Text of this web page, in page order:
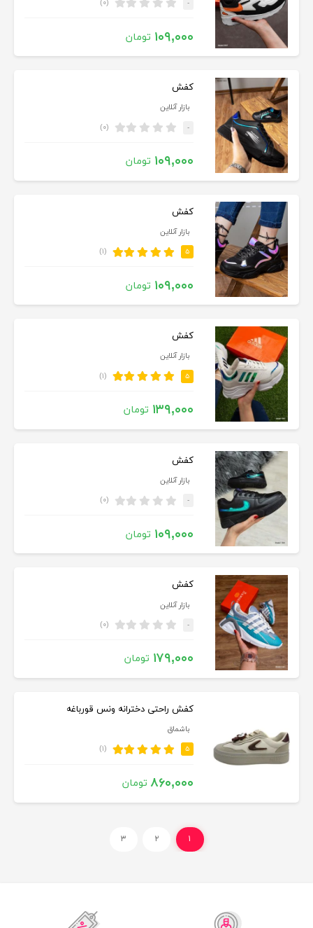
- (۰)
۱۰۹,۰۰۰ تومان
کفش
بازار آنلاین
- (۰)
۱۰۹,۰۰۰ تومان
کفش
بازار آنلاین
۵ (۱)
۱۰۹,۰۰۰ تومان
کفش
بازار آنلاین
۵ (۱)
۱۳۹,۰۰۰ تومان
کفش
بازار آنلاین
- (۰)
۱۰۹,۰۰۰ تومان
کفش
بازار آنلاین
- (۰)
۱۷۹,۰۰۰ تومان
کفش راحتی دخترانه ونس قورباغه
باشماق
۵ (۱)
۸۶۰,۰۰۰ تومان
۱ ۲ ۳